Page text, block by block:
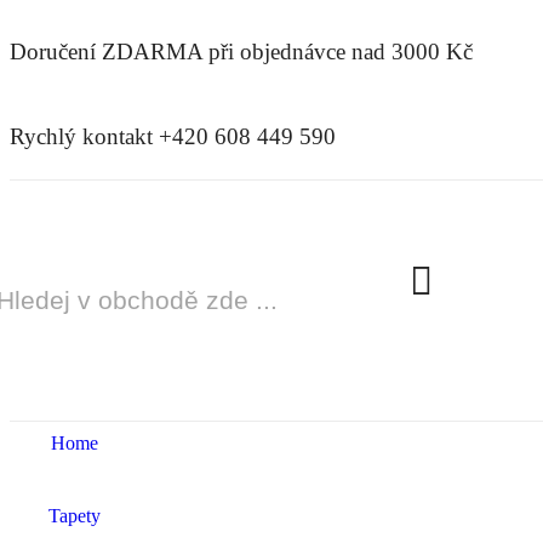
Doručení ZDARMA při objednávce nad 3000 Kč
Rychlý kontakt +420 608 449 590
Home
Tapety